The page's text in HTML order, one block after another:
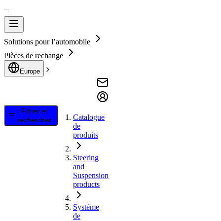
Solutions pour l’automobile
Pièces de rechange
Europe
Filtrer et
rechercher
Catalogue
de
produits
Steering
and
Suspension
products
Système
de